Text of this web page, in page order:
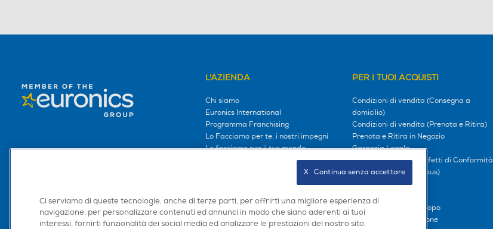
L'AZIENDA
Chi siamo
Euronics International
Programma Franchising
Lo Facciamo per te, i nostri impegni
Lo facciamo per il tuo mondo
Retail Media
Ronics: agente AI
PER I TUOI ACQUISTI
Condizioni di vendita (Consegna a
domicilio)
Condizioni di vendita (Prenota e Ritira)
Prenota e Ritira in Negozio
Garanzia Legale
Diritto di Recesso e Difetti di Conformità
Prezzi e Sconti (Omnibus)
Metodi di pagamento
Compra ora e paga dopo
Consegna e Installazione
Ci serviamo di queste tecnologie, anche di terze parti, per offrirti una migliore esperienza di
navigazione, per personalizzare contenuti ed annunci in modo che siano aderenti ai tuoi
interessi, fornirti funzionalità dei social media ed analizzare le prestazioni del nostro sito.
X   Continua senza accettare